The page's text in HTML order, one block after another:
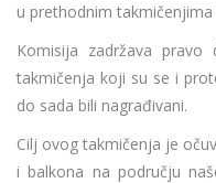
u prethodnim takmičenjima
Komisija zadržava
takmičenja koji su se i
do sada bili nagrađivani.
Cilj ovog takmičenja je
i balkona na području